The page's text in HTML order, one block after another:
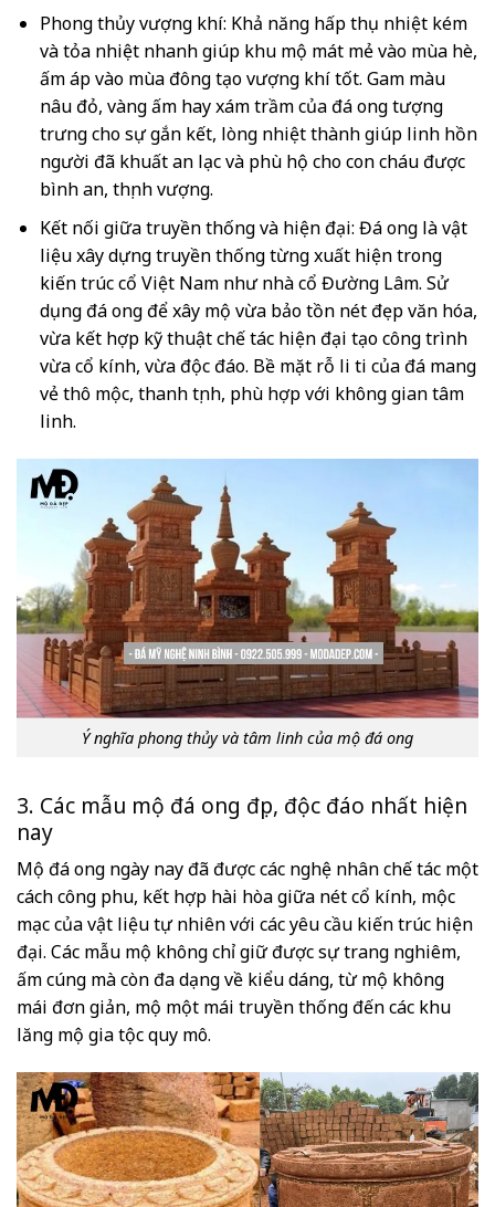
Phong thủy vượng khí: Khả năng hấp thụ nhiệt kém
và tỏa nhiệt nhanh giúp khu mộ mát mẻ vào mùa hè,
ấm áp vào mùa đông tạo vượng khí tốt. Gam màu
nâu đỏ, vàng ấm hay xám trầm của đá ong tượng
trưng cho sự gắn kết, lòng nhiệt thành giúp linh hồn
người đã khuất an lạc và phù hộ cho con cháu được
bình an, thịnh vượng.
Kết nối giữa truyền thống và hiện đại: Đá ong là vật
liệu xây dựng truyền thống từng xuất hiện trong
kiến trúc cổ Việt Nam như nhà cổ Đường Lâm. Sử
dụng đá ong để xây mộ vừa bảo tồn nét đẹp văn hóa,
vừa kết hợp kỹ thuật chế tác hiện đại tạo công trình
vừa cổ kính, vừa độc đáo. Bề mặt rỗ li ti của đá mang
vẻ thô mộc, thanh tịnh, phù hợp với không gian tâm
linh.
Ý nghĩa phong thủy và tâm linh của mộ đá ong
3. Các mẫu mộ đá ong đẹp, độc đáo nhất hiện
nay
Mộ đá ong ngày nay đã được các nghệ nhân chế tác một
cách công phu, kết hợp hài hòa giữa nét cổ kính, mộc
mạc của vật liệu tự nhiên với các yêu cầu kiến trúc hiện
đại. Các mẫu mộ không chỉ giữ được sự trang nghiêm,
ấm cúng mà còn đa dạng về kiểu dáng, từ mộ không
mái đơn giản, mộ một mái truyền thống đến các khu
lăng mộ gia tộc quy mô.